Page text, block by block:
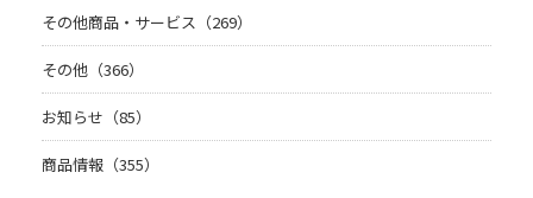
その他商品・サービス（269）
その他（366）
お知らせ（85）
商品情報（355）